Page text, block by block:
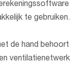
te gebruiken.
de hand behoort
ventilatienetwerk